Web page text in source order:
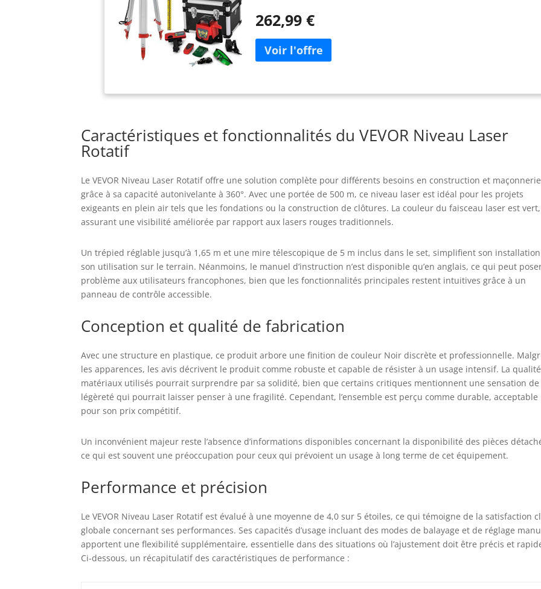
Professionnels Maçonnerie Clôtures Entrepreneurs
Fondations
262,99 €
Caractéristiques et fonctionnalités du VEVOR Niveau Laser
Rotatif
Le VEVOR Niveau Laser Rotatif offre une solution complète pour différents besoins en construction et maçonnerie
grâce à sa capacité autonivelante à 360°. Avec une portée de 500 m, ce niveau laser est idéal pour les projets
exigeants en plein air tels que les fondations ou la construction de clôtures. La couleur du faisceau laser est vert,
assurant une visibilité améliorée par rapport aux lasers rouges traditionnels.
Un trépied réglable jusqu’à 1,65 m et une mire télescopique de 5 m inclus dans le set, simplifient son
son utilisation sur le terrain. Néanmoins, le manuel d’instruction n’est disponible qu’en anglais, ce qui peut
problème aux utilisateurs francophones, bien que les fonctionnalités principales restent intuitives grâce à un
panneau de contrôle accessible.
Conception et qualité de fabrication
Avec une structure en plastique, ce produit arbore une finition de couleur Noir discrète et professionnelle.
les apparences, les avis décrivent le produit comme robuste et capable de résister à un usage intensif. La
matériaux utilisés pourrait surprendre par sa solidité, bien que certains critiques mentionnent une sensation de
légèreté qui pourrait laisser penser à une fragilité. Cependant, l’ensemble est perçu comme durable, acceptable
pour son prix compétitif.
Un inconvénient majeur reste l’absence d’informations disponibles concernant la disponibilité des pièces
ce qui est souvent une préoccupation pour ceux qui prévoient un usage à long terme de cet équipement.
Performance et précision
Le VEVOR Niveau Laser Rotatif est évalué à une moyenne de 4,0 sur 5 étoiles, ce qui témoigne de la satisfaction
globale concernant ses performances. Ses capacités d’usage incluant des modes de balayage et de réglage
apportent une flexibilité supplémentaire, essentielle dans des situations où l’ajustement doit être précis et
Ci-dessous, un récapitulatif des caractéristiques de performance :